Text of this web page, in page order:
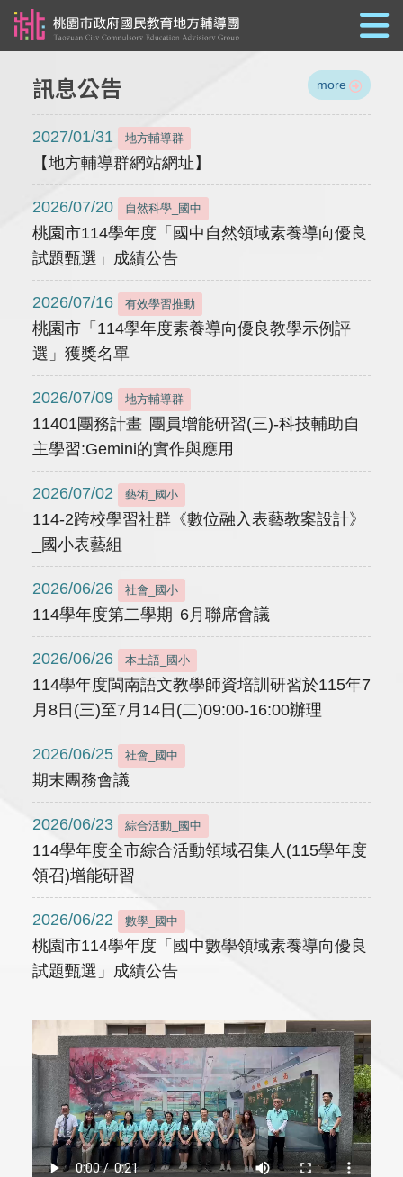
訊息公告 more
2027/01/31 地方輔導群
【地方輔導群網站網址】
2026/07/20 自然科學_國中
桃園市114學年度「國中自然領域素養導向優良
試題甄選」成績公告
2026/07/16 有效學習推動
桃園市「114學年度素養導向優良教學示例評
選」獲獎名單
2026/07/09 地方輔導群
11401團務計畫 團員增能研習(三)-科技輔助自
主學習:Gemini的實作與應用
2026/07/02 藝術_國小
114-2跨校學習社群《數位融入表藝教案設計》
_國小表藝組
2026/06/26 社會_國小
114學年度第二學期 6月聯席會議
2026/06/26 本土語_國小
114學年度閩南語文教學師資培訓研習於115年7
月8日(三)至7月14日(二)09:00-16:00辦理
2026/06/25 社會_國中
期末團務會議
2026/06/23 綜合活動_國中
114學年度全市綜合活動領域召集人(115學年度
領召)增能研習
2026/06/22 數學_國中
桃園市114學年度「國中數學領域素養導向優良
試題甄選」成績公告